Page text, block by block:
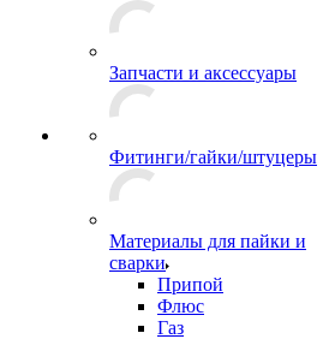
Запчасти и аксессуары
Фитинги/гайки/штуцеры
Материалы для пайки и
сварки
Припой
Флюс
Газ